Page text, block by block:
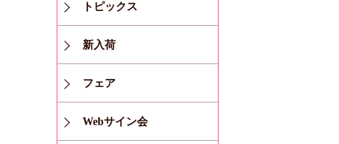
トピックス
新入荷
フェア
Webサイン会